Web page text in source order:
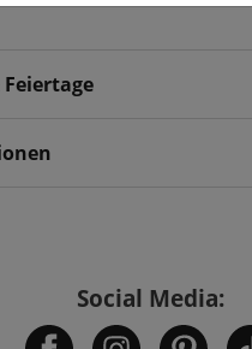
Social Media: